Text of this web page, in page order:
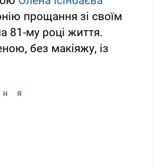
прощання зі своїм
81-му році життя.
без макіяжу, із